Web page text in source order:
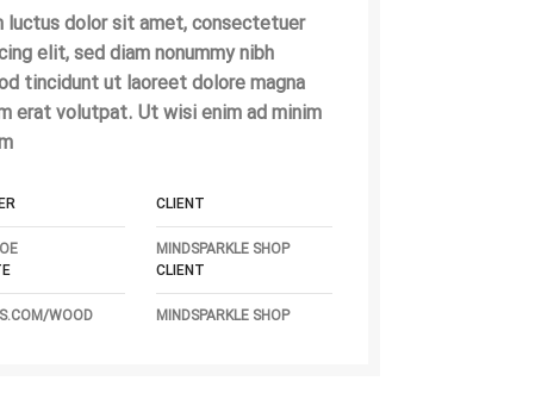
luctus dolor sit amet, consectetuer
elit, sed diam nonummy nibh
tincidunt ut laoreet dolore magna
erat volutpat. Ut wisi enim ad minim
CLIENT
MINDSPARKLE SHOP
CLIENT
MINDSPARKLE SHOP
WOOD